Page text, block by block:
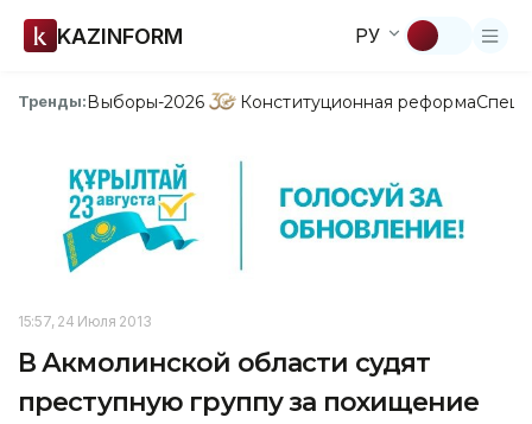
KAZINFORM РУ
Тренды:Выборы-2026 Конституционная реформа
15:57, 24 Июля 2013
В Акмолинской области судят
преступную группу за похищение